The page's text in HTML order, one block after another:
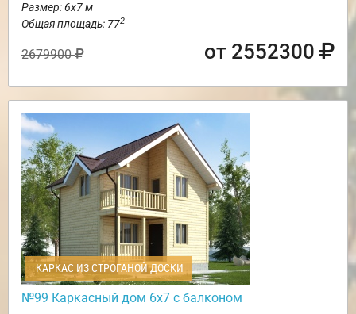
Размер: 6х7 м
Общая площадь: 772
2679900 от 2552300
КАРКАС ИЗ СТРОГАНОЙ ДОСКИ
№99 Каркасный дом 6х7 с балконом